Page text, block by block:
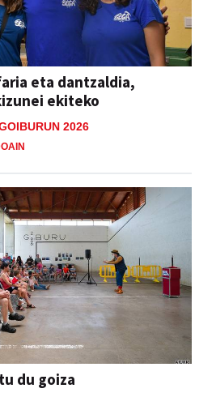
eta dantzaldia,
ekiteko
2026
du goiza